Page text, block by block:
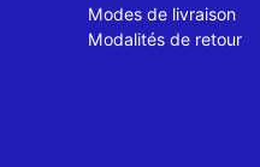
Modes de livraison
Modalités de retour